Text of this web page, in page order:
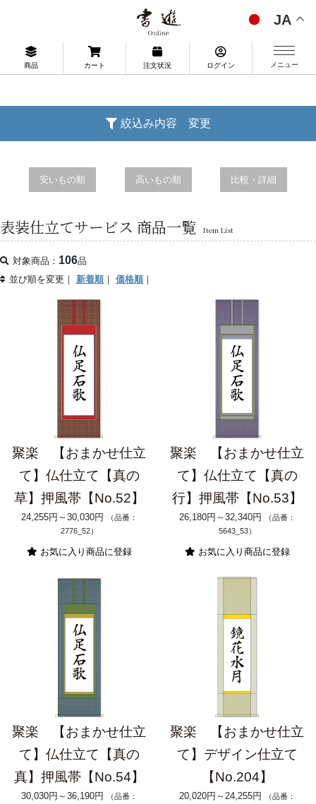
JA
商品 カート 注文状況 ログイン メニュー
絞込み内容 変更
安いもの順 高いもの順 比較・詳細
表装仕立てサービス 商品一覧 Item List
対象商品： 106品
並び順を変更｜ 新着順｜ 価格順｜
聚楽 【おまかせ仕立
て】仏仕立て【真の
草】押風帯【No.52】
24,255円～30,030円
（品番：
2776_52）
お気に入り商品に登録
聚楽 【おまかせ仕立
て】仏仕立て【真の
行】押風帯【No.53】
26,180円～32,340円
（品番：
5643_53）
お気に入り商品に登録
聚楽 【おまかせ仕立
て】仏仕立て【真の
真】押風帯【No.54】
30,030円～36,190円
（品番：
聚楽 【おまかせ仕立
て】デザイン仕立て
【No.204】
20,020円～24,255円
（品番：